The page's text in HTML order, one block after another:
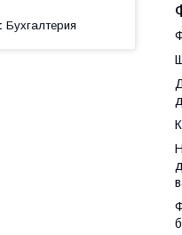
Бухгалтерия